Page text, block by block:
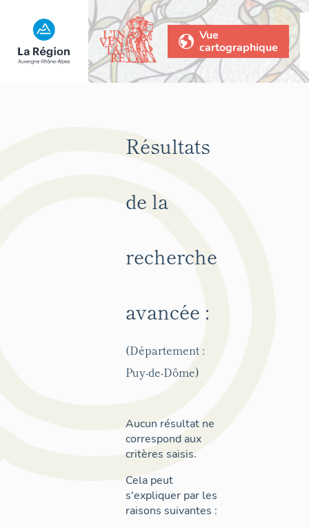
Vue
cartographique
Résultats
de la
recherche
avancée :
(Département :
Puy-de-Dôme)
Aucun résultat ne
correspond aux
critères saisis.
Cela peut
s'expliquer par les
raisons suivantes :